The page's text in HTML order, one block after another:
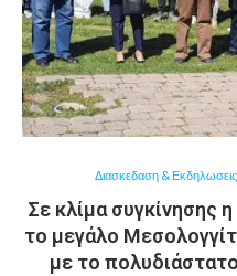
Διασκεδαση & Εκδηλωσεις
Σε κλίμα συγκίνησης
το μεγάλο
με το